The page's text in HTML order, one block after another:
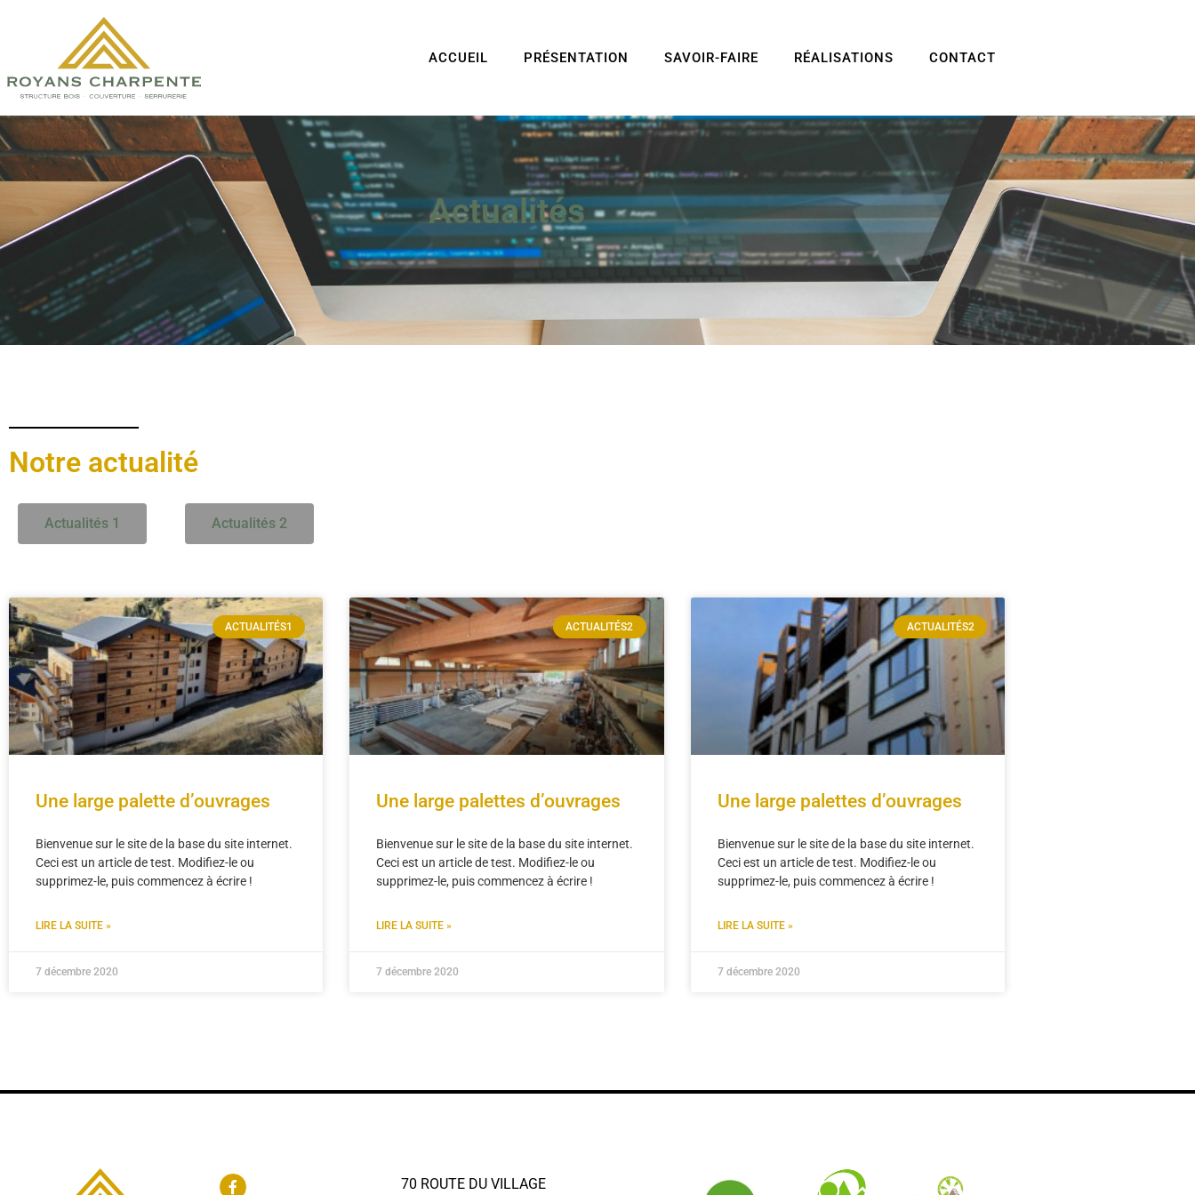
ACCUEIL PRÉSENTATION SAVOIR-FAIRE RÉALISATIONS CONTACT
Actualités
Notre actualité
Actualités 1 Actualités 2
ACTUALITÉS1
Une large palette d’ouvrages
Bienvenue sur le site de la base du site internet.
Ceci est un article de test. Modifiez-le ou
supprimez-le, puis commencez à écrire !
LIRE LA SUITE »
7 décembre 2020
ACTUALITÉS2
Une large palettes d’ouvrages
Bienvenue sur le site de la base du site internet.
Ceci est un article de test. Modifiez-le ou
supprimez-le, puis commencez à écrire !
LIRE LA SUITE »
7 décembre 2020
ACTUALITÉS2
Une large palettes d’ouvrages
Bienvenue sur le site de la base du site internet.
Ceci est un article de test. Modifiez-le ou
supprimez-le, puis commencez à écrire !
LIRE LA SUITE »
7 décembre 2020
70 ROUTE DU VILLAGE